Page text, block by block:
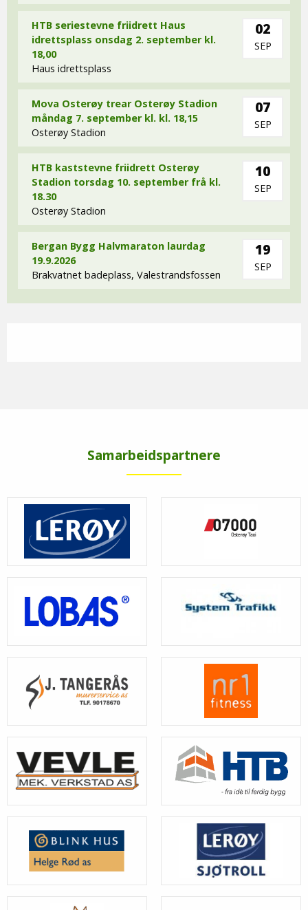
HTB seriestevne friidrett Haus
idrettsplass onsdag 2. september kl.
18,00
Haus idrettsplass
02
SEP
Mova Osterøy trear Osterøy Stadion
måndag 7. september kl. kl. 18,15
Osterøy Stadion
07
SEP
HTB kaststevne friidrett Osterøy
Stadion torsdag 10. september frå kl.
18.30
Osterøy Stadion
10
SEP
Bergan Bygg Halvmaraton laurdag
19.9.2026
Brakvatnet badeplass, Valestrandsfossen
19
SEP
Samarbeidspartnere